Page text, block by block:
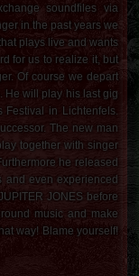
soundfiles via
in the past years we
plays live and wants
for us to realize it, but
Of course we depart
He will play his last gig
in Lichtenfels.
The new man
together with singer
he released
and even experienced
JONES before
music and make
way! Blame yourself!